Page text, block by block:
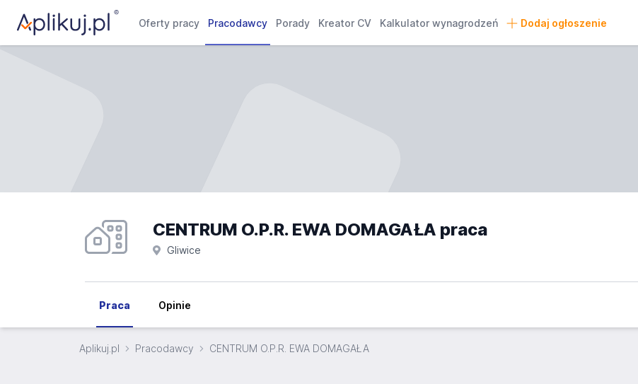
Oferty pracy Pracodawcy Porady Kreator CV Kalkulator wynagrodzeń Dodaj ogłoszenie
CENTRUM O.P.R. EWA DOMAGAŁA praca
Gliwice
Praca Opinie
Aplikuj.pl Pracodawcy CENTRUM O.P.R. EWA DOMAGAŁA